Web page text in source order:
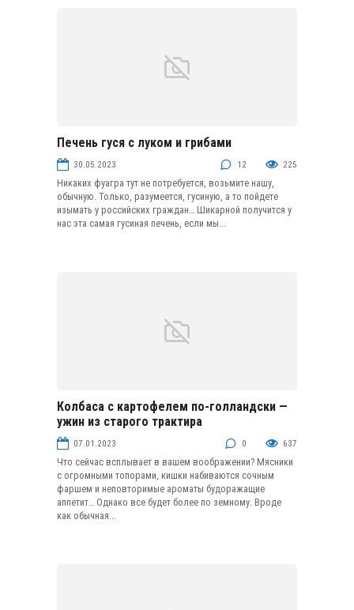
Блюда из субпродуктов и колбасных изделий
Печень гуся с луком и грибами
30.05.2023 12 225
Никаких фуагра тут не потребуется, возьмите нашу,
обычную. Только, разумеется, гусиную, а то пойдете
изымать у российских граждан… Шикарной получится у
нас эта самая гусиная печень, если мы...
Блюда из овощей и грибов
Колбаса с картофелем по-голландски —
ужин из старого трактира
07.01.2023 0 637
Что сейчас всплывает в вашем воображении? Мясники
с огромными топорами, кишки набиваются сочным
фаршем и неповторимые ароматы будоражащие
аппетит… Однако все будет более по земному. Вроде
как обычная...